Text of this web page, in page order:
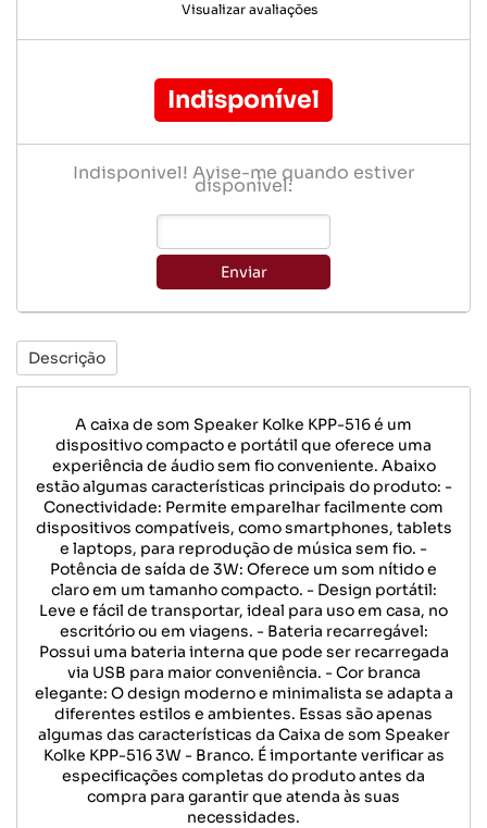
Visualizar avaliações
Indisponível
Indisponível! Avise-me quando estiver
disponível:
Enviar
Descrição
A caixa de som Speaker Kolke KPP-516 é um
dispositivo compacto e portátil que oferece uma
experiência de áudio sem fio conveniente. Abaixo
estão algumas características principais do produto: -
Conectividade: Permite emparelhar facilmente com
dispositivos compatíveis, como smartphones, tablets
e laptops, para reprodução de música sem fio. -
Potência de saída de 3W: Oferece um som nítido e
claro em um tamanho compacto. - Design portátil:
Leve e fácil de transportar, ideal para uso em casa, no
escritório ou em viagens. - Bateria recarregável:
Possui uma bateria interna que pode ser recarregada
via USB para maior conveniência. - Cor branca
elegante: O design moderno e minimalista se adapta a
diferentes estilos e ambientes. Essas são apenas
algumas das características da Caixa de som Speaker
Kolke KPP-516 3W - Branco. É importante verificar as
especificações completas do produto antes da
compra para garantir que atenda às suas
necessidades.